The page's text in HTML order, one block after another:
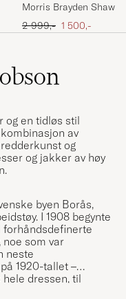
Morris Brayden Shawl
White
Ordinær pris
2 999,- Nedsatt pris
1 500,-
og en tidløs stil
av
og
og jakker av høy
byen Borås,
I 1908 begynte
som var
neste
1920-tallet –
dressen, til
produksjonen. En